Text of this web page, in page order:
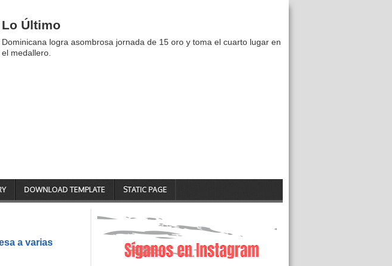
Lo Último
Dominicana logra asombrosa jornada de 15 oro y toma el cuarto lugar en
el medallero.
DOWNLOAD TEMPLATE STATIC PAGE
a varias